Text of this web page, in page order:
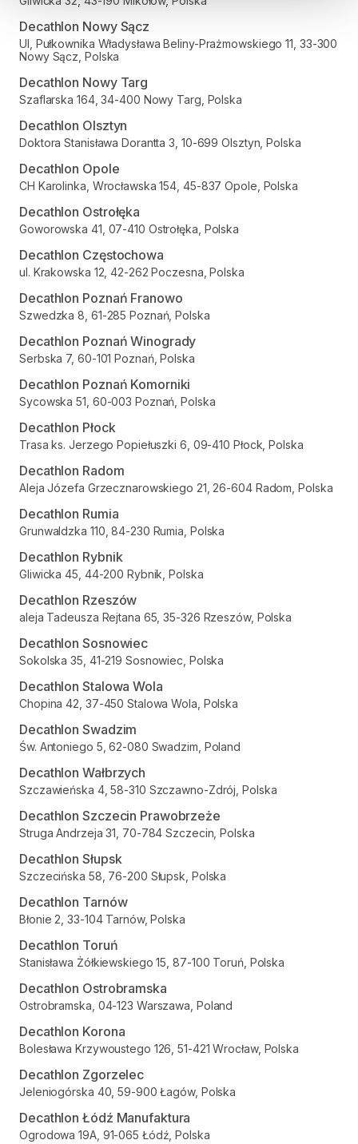
Decathlon Nowy Sącz
Ul, Pułkownika Władysława Beliny-Prażmowskiego 11, 33-300
Nowy Sącz, Polska
Decathlon Nowy Targ
Szaflarska 164, 34-400 Nowy Targ, Polska
Decathlon Olsztyn
Doktora Stanisława Dorantta 3, 10-699 Olsztyn, Polska
Decathlon Opole
CH Karolinka, Wrocławska 154, 45-837 Opole, Polska
Decathlon Ostrołęka
Goworowska 41, 07-410 Ostrołęka, Polska
Decathlon Częstochowa
ul. Krakowska 12, 42-262 Poczesna, Polska
Decathlon Poznań Franowo
Szwedzka 8, 61-285 Poznań, Polska
Decathlon Poznań Winogrady
Serbska 7, 60-101 Poznań, Polska
Decathlon Poznań Komorniki
Sycowska 51, 60-003 Poznań, Polska
Decathlon Płock
Trasa ks. Jerzego Popiełuszki 6, 09-410 Płock, Polska
Decathlon Radom
Aleja Józefa Grzecznarowskiego 21, 26-604 Radom, Polska
Decathlon Rumia
Grunwaldzka 110, 84-230 Rumia, Polska
Decathlon Rybnik
Gliwicka 45, 44-200 Rybnik, Polska
Decathlon Rzeszów
aleja Tadeusza Rejtana 65, 35-326 Rzeszów, Polska
Decathlon Sosnowiec
Sokolska 35, 41-219 Sosnowiec, Polska
Decathlon Stalowa Wola
Chopina 42, 37-450 Stalowa Wola, Polska
Decathlon Swadzim
Św. Antoniego 5, 62-080 Swadzim, Poland
Decathlon Wałbrzych
Szczawieńska 4, 58-310 Szczawno-Zdrój, Polska
Decathlon Szczecin Prawobrzeże
Struga Andrzeja 31, 70-784 Szczecin, Polska
Decathlon Słupsk
Szczecińska 58, 76-200 Słupsk, Polska
Decathlon Tarnów
Błonie 2, 33-104 Tarnów, Polska
Decathlon Toruń
Stanisława Żółkiewskiego 15, 87-100 Toruń, Polska
Decathlon Ostrobramska
Ostrobramska, 04-123 Warszawa, Poland
Decathlon Korona
Bolesława Krzywoustego 126, 51-421 Wrocław, Polska
Decathlon Zgorzelec
Jeleniogórska 40, 59-900 Łagów, Polska
Decathlon Łódź Manufaktura
Ogrodowa 19A, 91-065 Łódź, Polska